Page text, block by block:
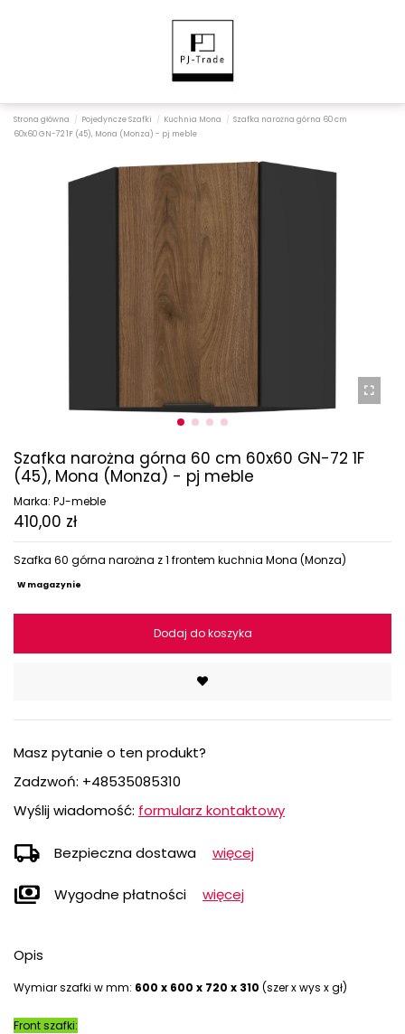
Strona główna Pojedyncze Szafki Kuchnia Mona
Szafka narożna górna 60 cm
60x60 GN-72 1F (45), Mona (Monza) - pj meble
Szafka narożna górna 60 cm 60x60 GN-72 1F
(45), Mona (Monza) - pj meble
Marka: PJ-meble
410,00 zł
Szafka 60 górna narożna z 1 frontem kuchnia Mona (Monza)
W magazynie
Dodaj do koszyka
Masz pytanie o ten produkt?
Zadzwoń: +48535085310
Wyślij wiadomość: formularz kontaktowy
local_shipping Bezpieczna dostawa więcej
payments Wygodne płatności więcej
Opis
Wymiar szafki w mm: 600 x 600 x 720 x 310 (szer x wys x gł)
Front szafki: